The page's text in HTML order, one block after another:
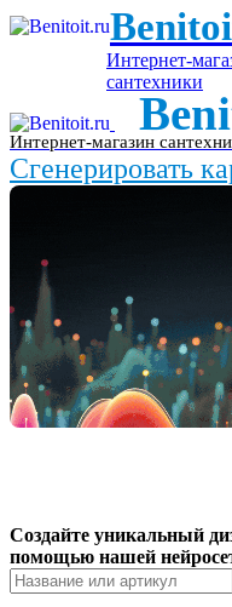
Интернет-
сантехники
Интернет-магазин
Сгенерировать
Создайте уникальный
помощью нашей